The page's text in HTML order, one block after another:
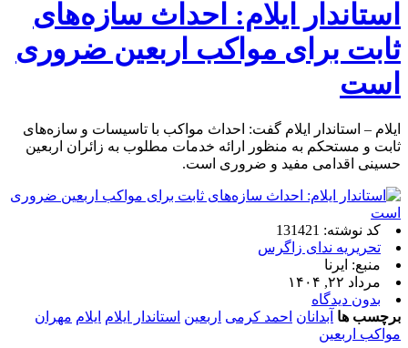
استاندار ایلام: احداث سازه‌های
ثابت برای مواکب اربعین ضروری
است
ایلام – استاندار ایلام گفت: احداث مواکب با تاسیسات و سازه‌های
ثابت و مستحکم به منظور ارائه خدمات مطلوب به زائران اربعین
حسینی اقدامی مفید و ضروری است.
کد نوشته: 131421
تحریریه ندای زاگرس
منبع: ایرنا
مرداد ۲۲, ۱۴۰۴
بدون دیدگاه
برچسب ها آبدانان احمد کرمی اربعین استاندار ایلام ایلام مهران
مواکب اربعین